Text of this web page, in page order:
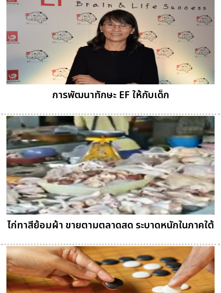
การพัฒนาทักษะ EF ให้กับเด็ก
ไก่ทาสีย้อมผ้า ขายตามตลาดสด ระบาดหนักในภาคใต้